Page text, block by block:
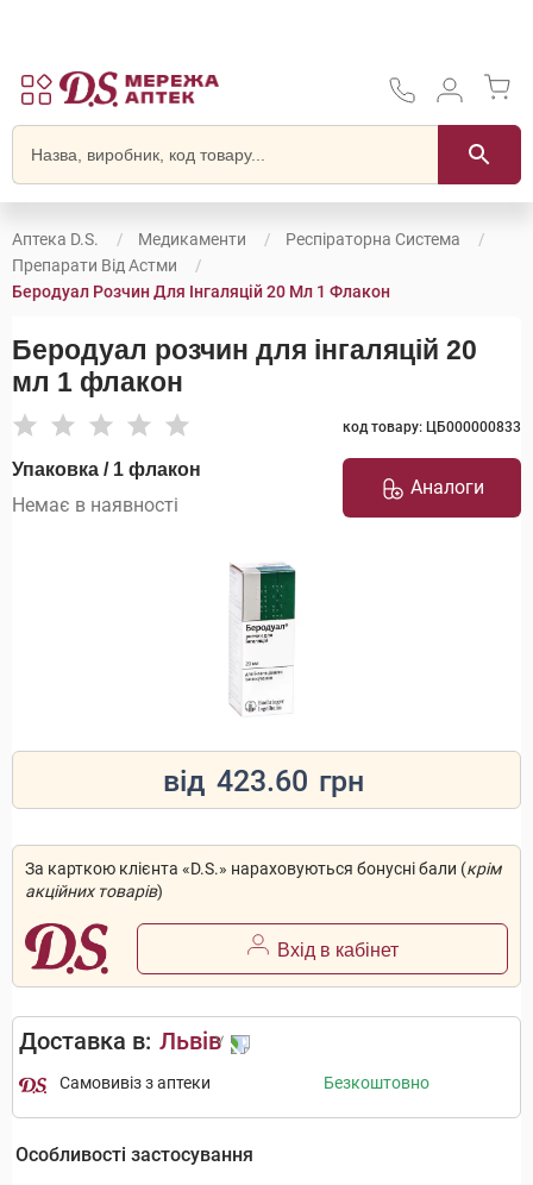
Аптека D.S. Медикаменти
Респіраторна Система
Препарати Від Астми
Беродуал Розчин Для Інгаляцій 20 Мл 1 Флакон
Беродуал розчин для інгаляцій 20
мл 1 флакон
код товару: ЦБ000000833
Упаковка / 1 флакон
Немає в наявності
Аналоги
від 423.60 грн
За карткою клієнта «D.S.» нараховуються бонусні бали (крім
акційних товарів)
Вхід в кабінет
Доставка в: Львів
Самовивіз з аптеки Безкоштовно
Особливості застосування